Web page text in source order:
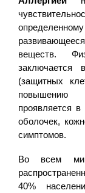
веществ.
заключается
(защитных
повышению
проявляется в
оболочек,
симптомов.
Во всем
40%